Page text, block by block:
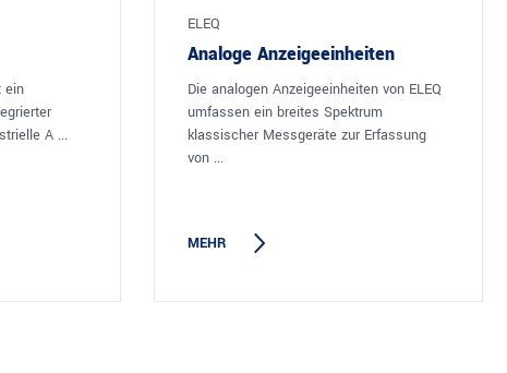
ein
A ...
ELEQ
Analoge Anzeigeeinheiten
Die analogen Anzeigeeinheiten von ELEQ
umfassen ein breites Spektrum
klassischer Messgeräte zur Erfassung
von ...
MEHR